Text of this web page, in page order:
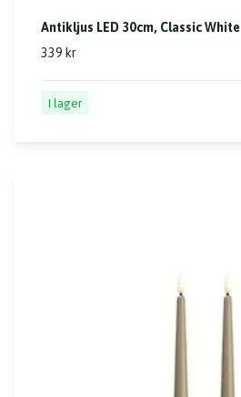
Antikljus LED 30cm, Classic White
339 kr
I lager